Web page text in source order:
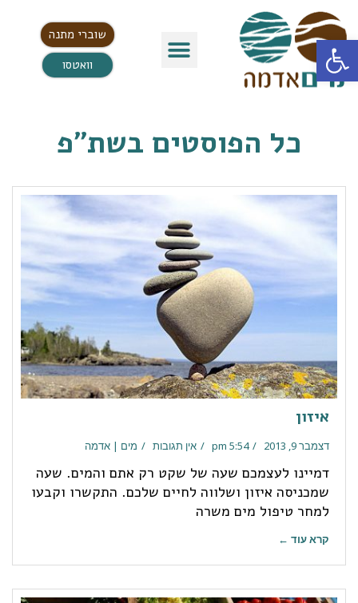
פתח סרגל נגישות
שוברי מתנה
וואטסו
כל הפוסטים בשת"פ
איזון
דצמבר 9, 2013 5:54 pm אין תגובות מים | אדמה
דמיינו לעצמכם שעה של שקט רק אתם והמים. שעה
שמכניסה איזון ושלווה לחיים שלכם. התקשרו וקבעו
למחר טיפול מים משרה
קרא עוד ←